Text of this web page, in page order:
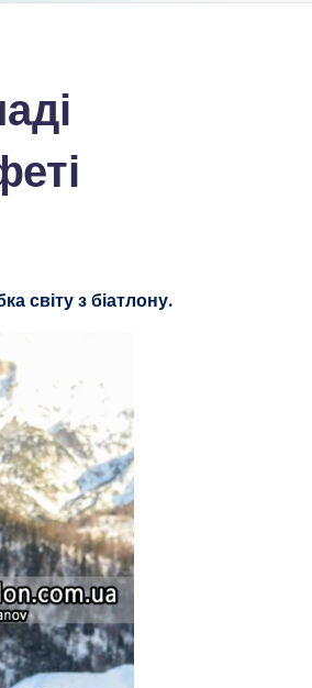
світу з біатлону.